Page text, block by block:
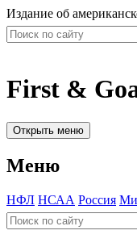
Издание об
First &
Открыть меню
Меню
НФЛ НСАА Россия